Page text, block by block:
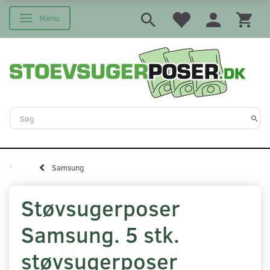
Skifte navigation
Menu
Samsung
Støvsugerposer
Samsung. 5 stk.
støvsugerposer